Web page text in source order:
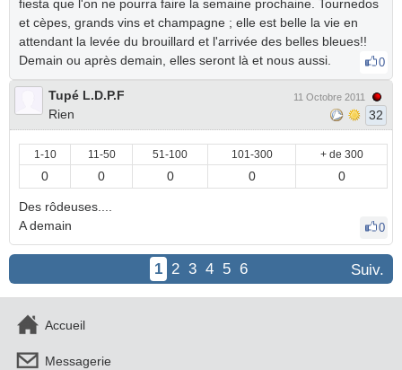
fiesta que l'on ne pourra faire la semaine prochaine. Tournedos
et cèpes, grands vins et champagne ; elle est belle la vie en
attendant la levée du brouillard et l'arrivée des belles bleues!!
Demain ou après demain, elles seront là et nous aussi.
0
Tupé L.D.P.F
Rien
11 Octobre 2011
32
1-10 11-50 51-100 101-300 + de 300
0 0 0 0 0
Des rôdeuses....
A demain
0
Suiv.
1 2 3 4 5 6
Accueil
Messagerie